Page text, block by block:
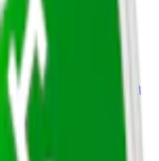
Format/storlek: slim
Antal prillor per
dosa: